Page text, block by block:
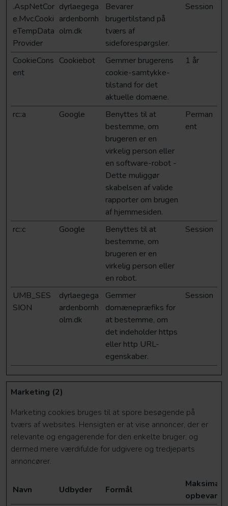
.AspNetCor
e.Mvc.Cooki
eTempData
Provider
dyrlaegega
ardenbornh
olm.dk
Bevarer
brugertilstand på
tværs af
sideforespørgsler.
Session
CookieCons
ent
Cookiebot
Gemmer brugerens
cookie-samtykke-
tilstand for det
aktuelle domæne.
1 år
rc::a Google
Benyttes til at
bestemme, om
brugeren er en
virkelig person eller
en software-robot -
Dette muliggør
skabelsen af valide
rapporter om brugen
af hjemmesiden.
Perman
ent
rc::c Google
Benyttes til at
bestemme, om
brugeren er en
virkelig person eller
en robot.
Session
UMB_SES
SION
dyrlaegega
ardenbornh
olm.dk
Gemmer
domænepræfiks for
at bestemme, om
det indeholder https
eller http URL-
egenskaber.
Session
Marketing (2)
Marketing cookies bruges til at spore besøgende på
tværs af websites. Hensigten er at vise annoncer, der er
relevante og engagerende for den enkelte bruger, og
dermed mere værdifulde for udgivere og tredjeparts
annoncører.
Navn Udbyder Formål
Maksimal